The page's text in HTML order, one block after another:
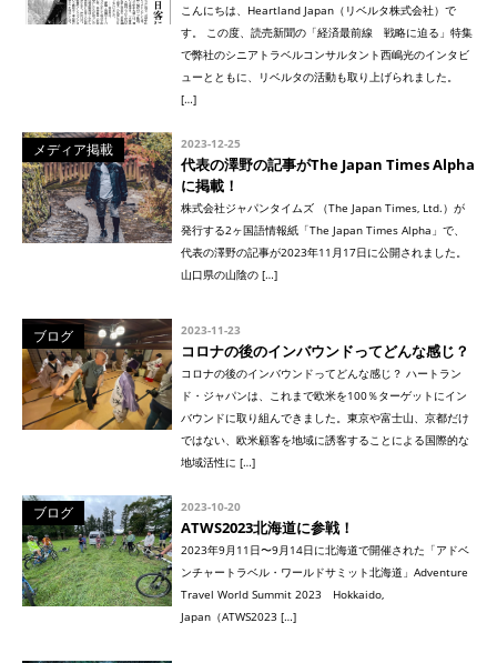
こんにちは、Heartland Japan（リベルタ株式会社）で
す。 この度、読売新聞の「経済最前線 戦略に迫る」特集
で弊社のシニアトラベルコンサルタント西嶋光のインタビ
ューとともに、リベルタの活動も取り上げられました。
[…]
メディア掲載 2023-12-25
代表の澤野の記事がThe Japan Times Alpha
に掲載！
株式会社ジャパンタイムズ （The Japan Times, Ltd.）が
発行する2ヶ国語情報紙「The Japan Times Alpha」で、
代表の澤野の記事が2023年11月17日に公開されました。
山口県の山陰の […]
ブログ 2023-11-23
コロナの後のインバウンドってどんな感じ？
コロナの後のインバウンドってどんな感じ？ ハートラン
ド・ジャパンは、これまで欧米を100％ターゲットにイン
バウンドに取り組んできました。東京や富士山、京都だけ
ではない、欧米顧客を地域に誘客することによる国際的な
地域活性に […]
ブログ 2023-10-20
ATWS2023北海道に参戦！
2023年9月11日〜9月14日に北海道で開催された「アドベ
ンチャートラベル・ワールドサミット北海道」Adventure
Travel World Summit 2023 Hokkaido,
Japan（ATWS2023 […]